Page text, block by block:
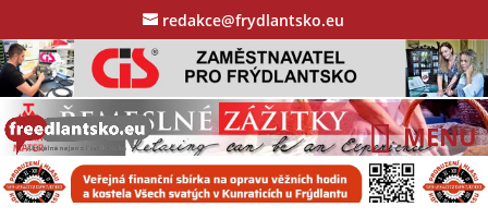
redakce@frydlantsko.eu